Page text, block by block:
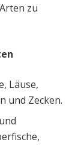
zu
Läuse,
und Zecken.